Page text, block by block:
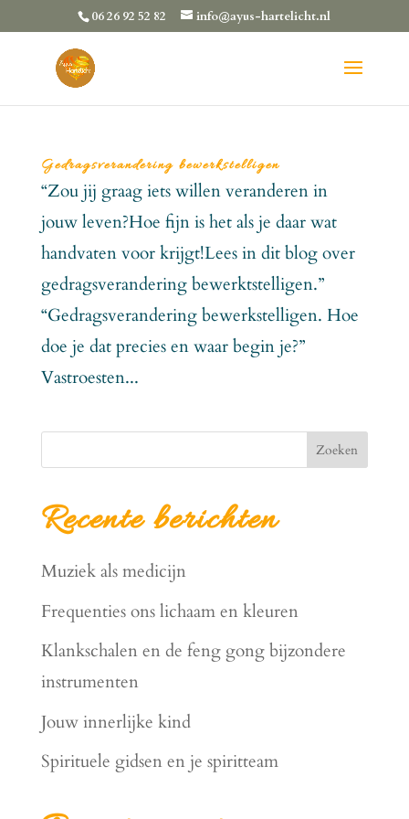
06 26 92 52 82 info@ayus-hartelicht.nl
Gedragsverandering bewerkstelligen
“Zou jij graag iets willen veranderen in
jouw leven?Hoe fijn is het als je daar wat
handvaten voor krijgt!Lees in dit blog over
gedragsverandering bewerktstelligen.”
“Gedragsverandering bewerkstelligen. Hoe
doe je dat precies en waar begin je?”
Vastroesten...
Zoeken
Recente berichten
Muziek als medicijn
Frequenties ons lichaam en kleuren
Klankschalen en de feng gong bijzondere
instrumenten
Jouw innerlijke kind
Spirituele gidsen en je spiritteam